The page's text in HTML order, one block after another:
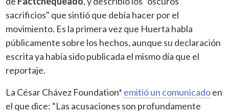
sacrificios" que sintió que debía hacer por el
movimiento. Es la primera vez que Huerta habla
públicamente sobre los hechos, aunque su declaración
escrita ya había sido publicada el mismo día que el
reportaje.
La César Chávez Foundation* emitió un comunicadoen
el que dice: “Las acusaciones son profundamente